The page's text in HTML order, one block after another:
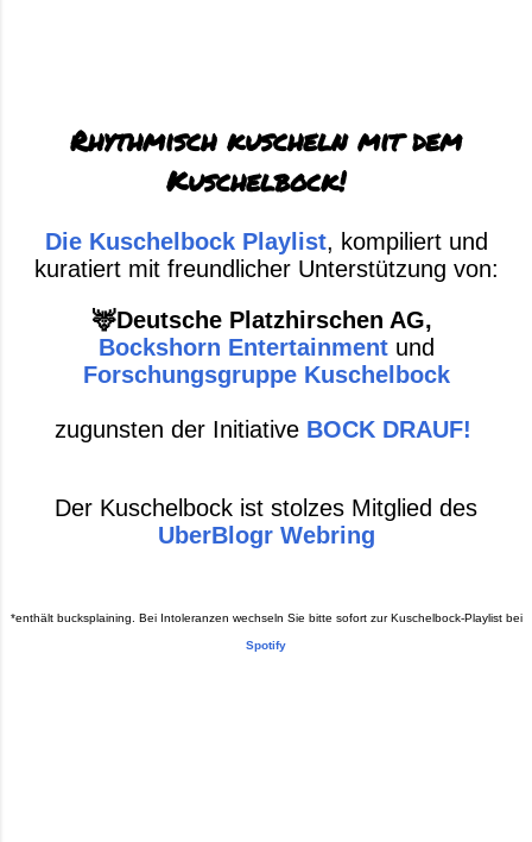
Rhythmisch kuscheln mit dem
Kuschelbock!
Die Kuschelbock Playlist, kompiliert und
kuratiert mit freundlicher Unterstützung von:
🦌Deutsche Platzhirschen AG,
Bockshorn Entertainmentund
Forschungsgruppe Kuschelbock
zugunsten der Initiative BOCK DRAUF!
Der Kuschelbock ist stolzes Mitglied des
UberBlogr Webring
*enthält bucksplaining. Bei Intoleranzen wechseln Sie bitte sofort zur Kuschelbock-Playlist bei
Spotify